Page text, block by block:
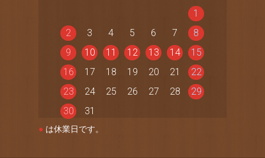
1
2
3 4 5 6 7
8
9
10 11 12 13 14
15
16
17 18 19 20 21
22
23
24 25 26 27 28
29
30
31
● は休業日です。